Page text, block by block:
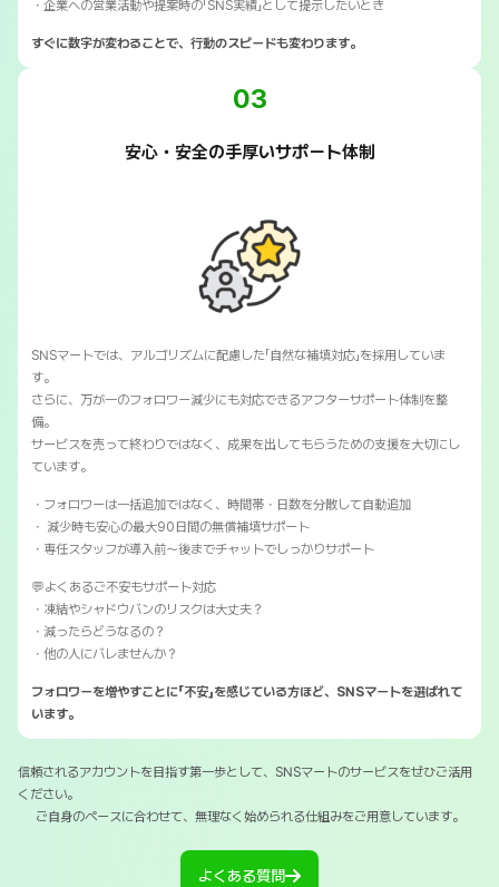
・企業への営業活動や提案時の「SNS実績」として提示したいとき
すぐに数字が変わることで、行動のスピードも変わります。
03
安心・安全の手厚いサポート体制
SNSマートでは、アルゴリズムに配慮した「自然な補填対応」を採用していま
す。
さらに、万が一のフォロワー減少にも対応できるアフターサポート体制を整
備。
サービスを売って終わりではなく、成果を出してもらうための支援を大切にし
ています。
・フォロワーは一括追加ではなく、時間帯・日数を分散して自動追加
・ 減少時も安心の最大90日間の無償補填サポート
・専任スタッフが導入前〜後までチャットでしっかりサポート
💬よくあるご不安もサポート対応
・凍結やシャドウバンのリスクは大丈夫？
・減ったらどうなるの？
・他の人にバレませんか？
フォロワーを増やすことに「不安」を感じている方ほど、SNSマートを選ばれて
います。
信頼されるアカウントを目指す第一歩として、SNSマートのサービスをぜひご活用
ください。
ご自身のペースに合わせて、無理なく始められる仕組みをご用意しています。
よくある質問